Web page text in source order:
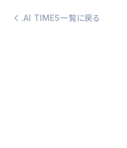
.AI TIMES一覧に戻る